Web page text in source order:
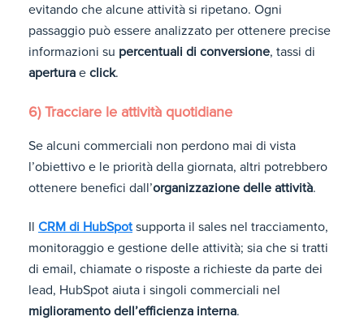
evitando che alcune attività si ripetano. Ogni
passaggio può essere analizzato per ottenere precise
informazioni su percentuali di conversione, tassi di
apertura e click.
6) Tracciare le attività quotidiane
Se alcuni commerciali non perdono mai di vista
l’obiettivo e le priorità della giornata, altri potrebbero
ottenere benefici dall’organizzazione delle attività.
Il CRM di HubSpotsupporta il sales nel tracciamento,
monitoraggio e gestione delle attività; sia che si tratti
di email, chiamate o risposte a richieste da parte dei
lead, HubSpot aiuta i singoli commerciali nel
miglioramento dell’efficienza interna.